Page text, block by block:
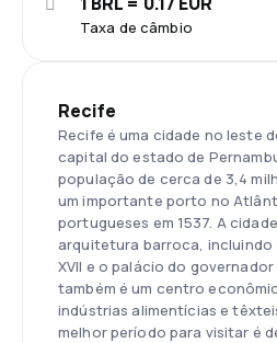
Taxa de câmbio
Recife
Recife é uma cidade no leste
capital do estado de
população de cerca de 3,4
um importante porto no
portugueses em 1537. A
arquitetura barroca,
XVII e o palácio do governador
também é um centro
indústrias alimentícias e
melhor período para visitar é